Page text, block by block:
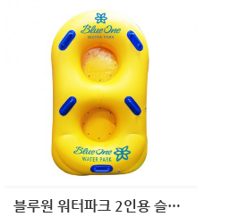
블루원 워터파크 2인용 슬라이드